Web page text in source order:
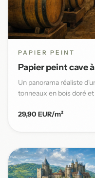
PAPIER PEINT
Papier peint cave
Un panorama réaliste
tonneaux en bois doré
29,90 EUR/m²